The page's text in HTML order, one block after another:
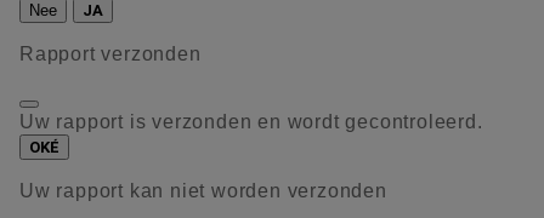
Nee JA
Rapport verzonden
Uw rapport is verzonden en wordt gecontroleerd.
OKÉ
Uw rapport kan niet worden verzonden